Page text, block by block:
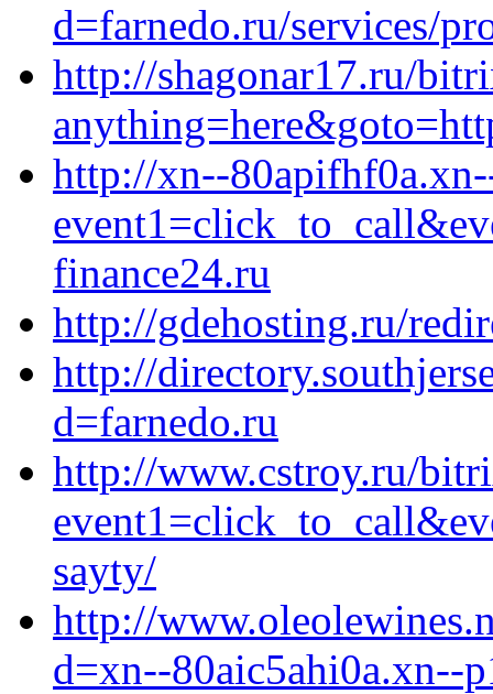
d=farnedo.ru/services/
http://shagonar17.ru/
http://xn--
finance24.ru
http://gdehosting.ru/
http://
d=farnedo.ru
http://www.cstroy.ru/
sayty/
http://
d=xn--80aic5ahi0a.xn--